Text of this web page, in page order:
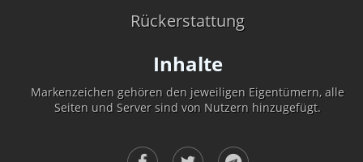
Rückerstattung
Inhalte
Markenzeichen gehören den jeweiligen Eigentümern, alle
Seiten und Server sind von Nutzern hinzugefügt.